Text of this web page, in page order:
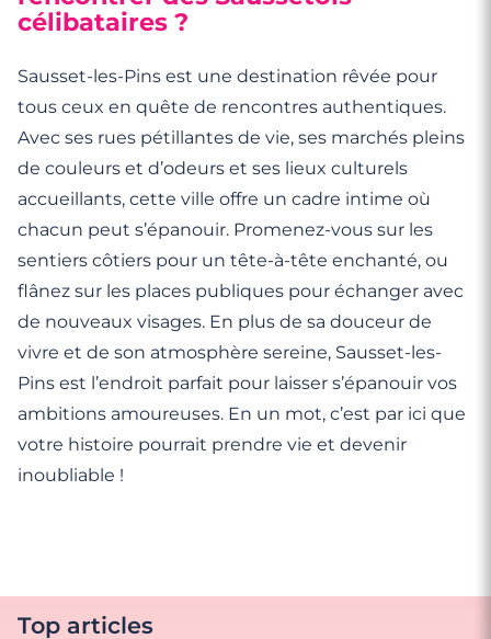
célibataires ?
Sausset-les-Pins est une destination rêvée pour
tous ceux en quête de rencontres authentiques.
Avec ses rues pétillantes de vie, ses marchés pleins
de couleurs et d’odeurs et ses lieux culturels
accueillants, cette ville offre un cadre intime où
chacun peut s’épanouir. Promenez-vous sur les
sentiers côtiers pour un tête-à-tête enchanté, ou
flânez sur les places publiques pour échanger avec
de nouveaux visages. En plus de sa douceur de
vivre et de son atmosphère sereine, Sausset-les-
Pins est l’endroit parfait pour laisser s’épanouir vos
ambitions amoureuses. En un mot, c’est par ici que
votre histoire pourrait prendre vie et devenir
inoubliable !
Top articles